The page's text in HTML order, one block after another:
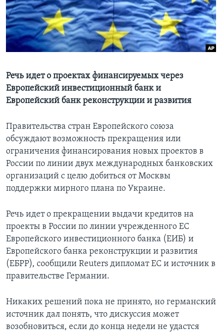
Learning English
СОЦИАЛЬНЫЕ СЕТИ
Языки
Речь идет о проектах финансируемых через
Европейский инвестиционный банк и
Европейский банк реконструкции и развития
Правительства стран Европейского союза
обсуждают возможность прекращения или
ограничения финансирования новых проектов в
России по линии двух международных банковских
организаций с целю добиться от Москвы
поддержки мирного плана по Украине.
Речь идет о прекращении выдачи кредитов на
проекты в России по линии учрежденного ЕС
Европейского инвестиционного банка (ЕИБ) и
Европейского банка реконструкции и развития
(ЕБРР), сообщили Reuters дипломат ЕС и источник в
правительстве Германии.
Никаких решений пока не принято, но германский
источник дал понять, что дискуссия может
возобновиться, если до конца недели не удастся